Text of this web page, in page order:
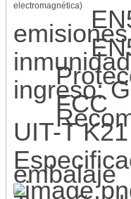
electromagnética)
emisiones
inmunidad
ingreso:
FCC
UIT-T K21
embalaje